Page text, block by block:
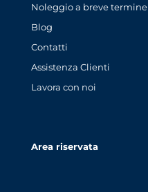
Noleggio a breve termine
Blog
Contatti
Assistenza Clienti
Lavora con noi
Area riservata